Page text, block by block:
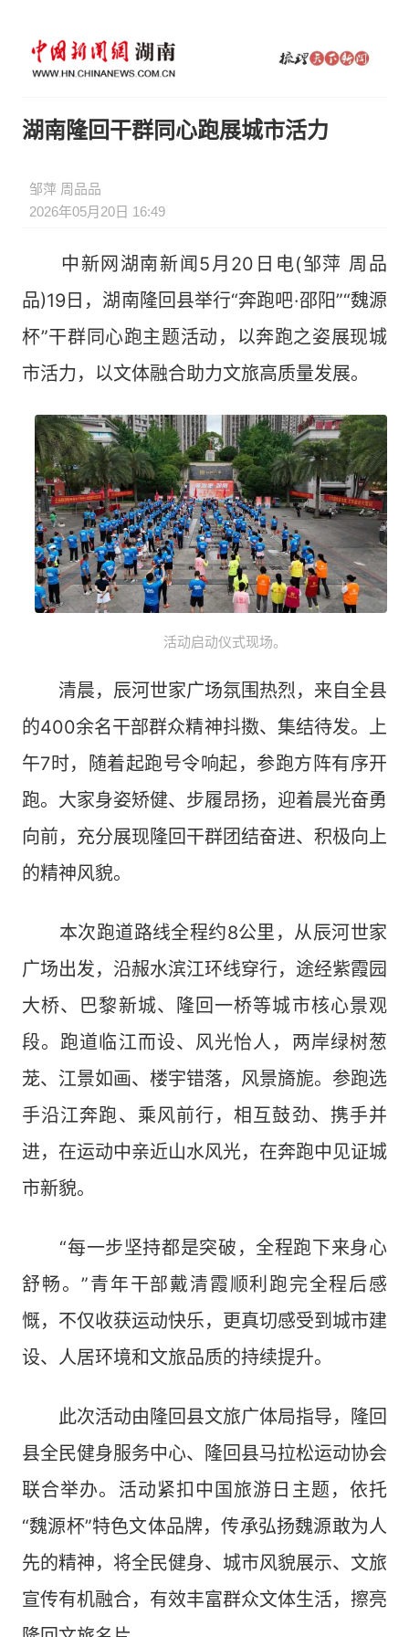
湖南隆回干群同心跑展城市活力
邹萍 周品品
2026年05月20日 16:49
中新网湖南新闻5月20日电(邹萍 周品
品)19日，湖南隆回县举行“奔跑吧·邵阳”“魏源
杯”干群同心跑主题活动，以奔跑之姿展现城
市活力，以文体融合助力文旅高质量发展。
活动启动仪式现场。
清晨，辰河世家广场氛围热烈，来自全县
的400余名干部群众精神抖擞、集结待发。上
午7时，随着起跑号令响起，参跑方阵有序开
跑。大家身姿矫健、步履昂扬，迎着晨光奋勇
向前，充分展现隆回干群团结奋进、积极向上
的精神风貌。
本次跑道路线全程约8公里，从辰河世家
广场出发，沿赧水滨江环线穿行，途经紫霞园
大桥、巴黎新城、隆回一桥等城市核心景观
段。跑道临江而设、风光怡人，两岸绿树葱
茏、江景如画、楼宇错落，风景旖旎。参跑选
手沿江奔跑、乘风前行，相互鼓劲、携手并
进，在运动中亲近山水风光，在奔跑中见证城
市新貌。
“每一步坚持都是突破，全程跑下来身心
舒畅。”青年干部戴清霞顺利跑完全程后感
慨，不仅收获运动快乐，更真切感受到城市建
设、人居环境和文旅品质的持续提升。
此次活动由隆回县文旅广体局指导，隆回
县全民健身服务中心、隆回县马拉松运动协会
联合举办。活动紧扣中国旅游日主题，依托
“魏源杯”特色文体品牌，传承弘扬魏源敢为人
先的精神，将全民健身、城市风貌展示、文旅
宣传有机融合，有效丰富群众文体生活，擦亮